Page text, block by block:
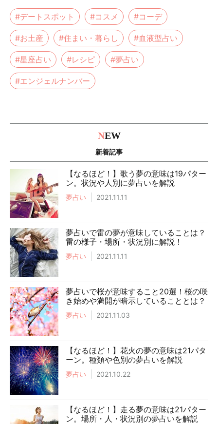
#デートスポット #コスメ #コーデ
#お土産 #住まい・暮らし #血液型占い
#星座占い #レシピ #夢占い
#エンジェルナンバー
NEW
新着記事
【なるほど！】歌う夢の意味は19パター
ン。状況や人別に夢占いを解説
夢占い 2021.11.11
夢占いで雷の夢が意味していることは？
雷の様子・場所・状況別に解説！
夢占い 2021.11.11
夢占いで桜が意味すること20選！桜の咲
き始めや満開が暗示していることとは？
夢占い 2021.11.03
【なるほど！】花火の夢の意味は21パタ
ーン。種類や色別の夢占いを解説
夢占い 2021.10.22
【なるほど！】走る夢の意味は21パター
ン。場所・人・状況別の夢占いを解説